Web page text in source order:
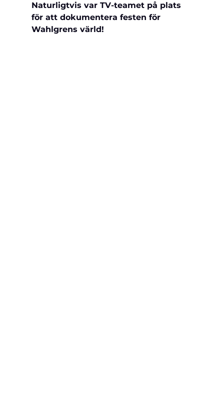
Naturligtvis var TV-teamet på plats
för att dokumentera festen för
Wahlgrens värld!